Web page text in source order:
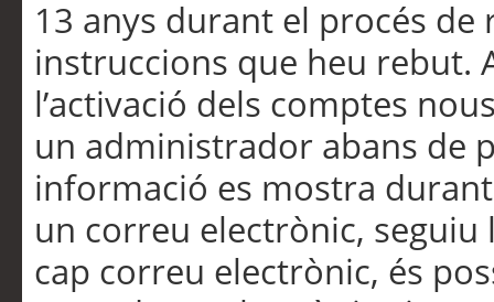
13 anys durant el procés de
instruccions que heu rebut.
l’activació dels comptes
un administrador abans de
informació es mostra
un correu electrònic,
cap correu electrònic, és